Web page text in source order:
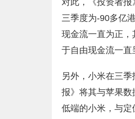
对此，《投资者
三季度为-90多亿
现金流一直为正
于自由现金流一直
另外，小米在三
报》将其与苹果
低端的小米，与定